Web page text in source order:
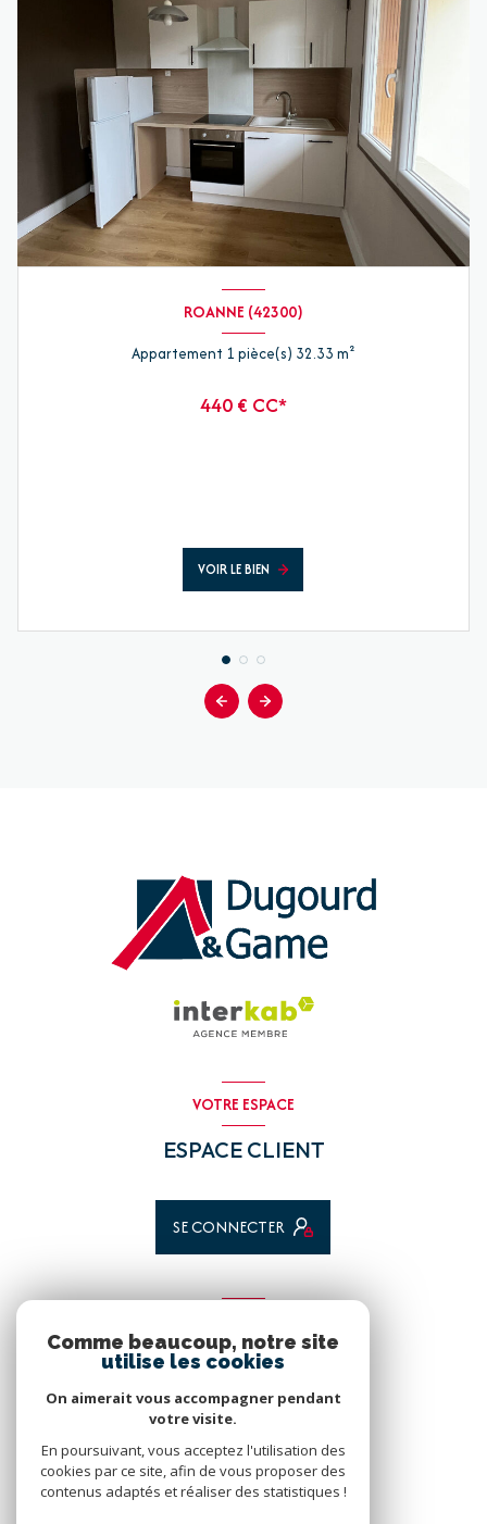
ROANNE (42300)
Appartement 1 pièce(s) 32.33 m²
440 € CC*
VOIR LE BIEN
VOTRE ESPACE
ESPACE CLIENT
SE CONNECTER
Nous adhérons
Comme beaucoup, notre site
utilise les cookies
On aimerait vous accompagner pendant
votre visite.
En poursuivant, vous acceptez l'utilisation des
cookies par ce site, afin de vous proposer des
contenus adaptés et réaliser des statistiques !